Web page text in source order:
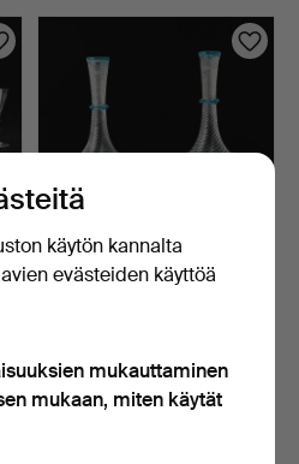
PULLOT, pari, kierrettyä
174 USD
käytön kannalta
evästeiden käyttöä
mukauttaminen
mukaan, miten käytät